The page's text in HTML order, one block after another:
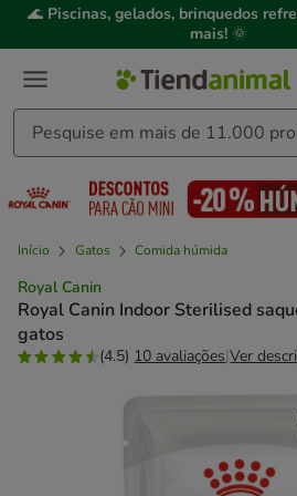
3,
mensagem,
🌊 Piscinas, gelados, brinquedos
mais! 🌞
Início Gatos Comida húmida
Royal Canin
Royal Canin Indoor Sterilised
gatos
(4.5) 10 avaliações|Ver